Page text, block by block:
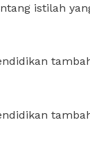
istilah